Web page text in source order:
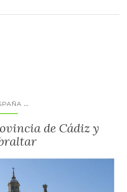
...
de Cádiz y